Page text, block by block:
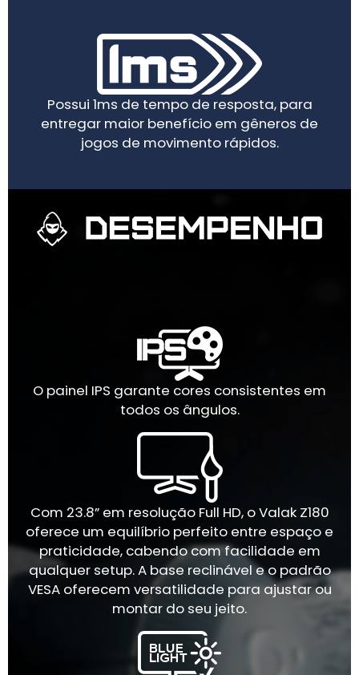
Possui 1ms de tempo de resposta, para
entregar maior benefício em gêneros de
jogos de movimento rápidos.
O painel IPS garante cores consistentes em
todos os ângulos.
Com 23.8” em resolução Full HD, o Valak Z180
oferece um equilíbrio perfeito entre espaço e
praticidade, cabendo com facilidade em
qualquer setup. A base reclinável e o padrão
VESA oferecem versatilidade para ajustar ou
montar do seu jeito.